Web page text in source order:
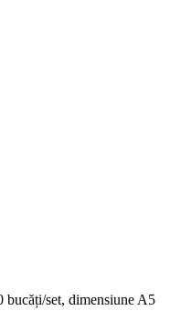
bucăți/set, dimensiune A5